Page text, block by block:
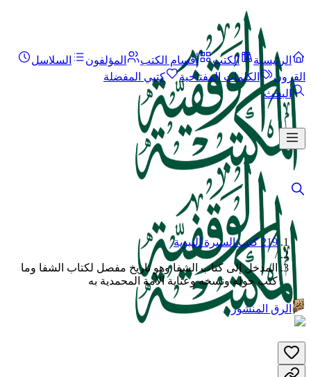
الرئيسية الكتب أقسام الكتب المؤلفون
السلاسل
القرون
الكلمات المفتاحية
كتبي المفضلة
البحث
219 كتب السيرة النبوية
/
المدخل إلى كتاب الشفا وهو تاريخ مفصل لكتاب الشفا وما
كتب حوله ونسخه وعناية الأمة المحمدية به
الرق المنشور